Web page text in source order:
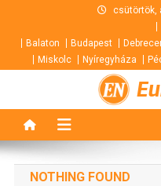
content
csütörtök,
Balaton Budapest
Miskolc
Nyíregyháza
NOTHING FOUND